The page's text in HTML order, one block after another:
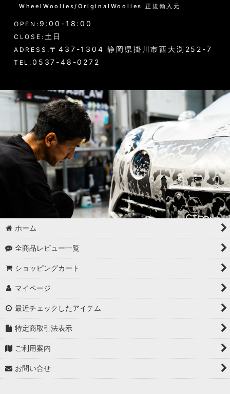
WheelWoolies/OriginalWoolies 正規輸入元
OPEN: 9:00-18:00
CLOSE: 土日
ADRESS: 〒437-1304 静岡県掛川市西大渕252-7
TEL: 0537-48-0272
ホーム
全商品レビュー一覧
ショッピングカート
マイページ
最近チェックしたアイテム
特定商取引法表示
ご利用案内
お問い合せ